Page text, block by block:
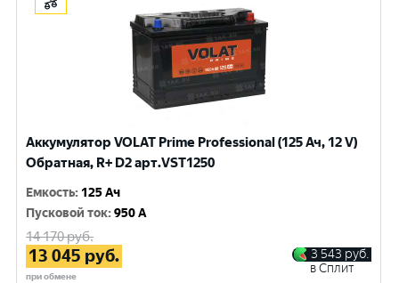
Аккумулятор VOLAT Prime Professional (125 Ач, 12 V)
Обратная, R+ D2 арт.VST1250
Емкость: 125 Ач
Пусковой ток:950 A
14 170руб.
13 045 руб.
при обмене
3 543 руб.
в Сплит